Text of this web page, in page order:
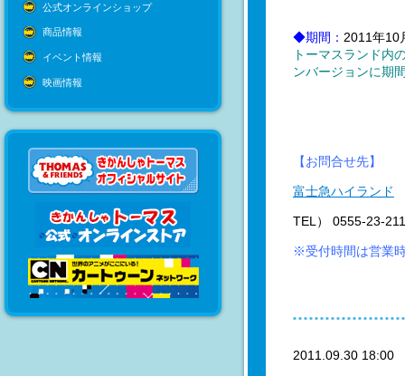
公式オンラインショップ
商品情報
イベント情報
映画情報
◆期間： 2011年10
トーマスランド内
ンバージョンに期
【お問合せ先】
富士急ハイランド
TEL） 0555-23-
※受付時間は営業
2011.09.30